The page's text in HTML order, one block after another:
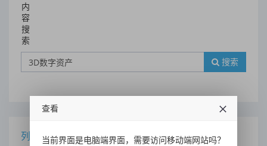
内
容
搜
索
搜索
列表
查看
当前界面是电脑端界面，需要访问移动端网站吗？